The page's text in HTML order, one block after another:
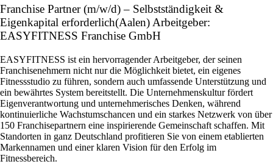
Franchise Partner (m/w/d) – Selbstständigkeit &
Eigenkapital erforderlich(Aalen) Arbeitgeber:
EASYFITNESS Franchise GmbH
EASYFITNESS ist ein hervorragender Arbeitgeber, der seinen
Franchisenehmern nicht nur die Möglichkeit bietet, ein eigenes
Fitnessstudio zu führen, sondern auch umfassende Unterstützung und
ein bewährtes System bereitstellt. Die Unternehmenskultur fördert
Eigenverantwortung und unternehmerisches Denken, während
kontinuierliche Wachstumschancen und ein starkes Netzwerk von über
150 Franchisepartnern eine inspirierende Gemeinschaft schaffen. Mit
Standorten in ganz Deutschland profitieren Sie von einem etablierten
Markennamen und einer klaren Vision für den Erfolg im
Fitnessbereich.